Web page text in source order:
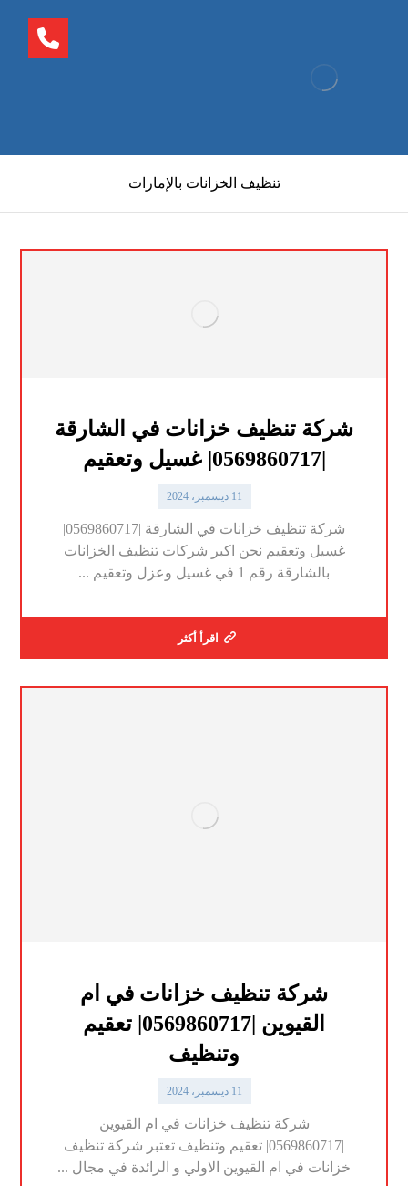
تنظيف الخزانات بالإمارات
شركة تنظيف خزانات في الشارقة
|0569860717| غسيل وتعقيم
11 ديسمبر، 2024
شركة تنظيف خزانات في الشارقة |0569860717|
غسيل وتعقيم نحن اكبر شركات تنظيف الخزانات
بالشارقة رقم 1 في غسيل وعزل وتعقيم ...
اقرأ أكثر
شركة تنظيف خزانات في ام
القيوين |0569860717| تعقيم
وتنظيف
11 ديسمبر، 2024
شركة تنظيف خزانات في ام القيوين
|0569860717| تعقيم وتنظيف تعتبر شركة تنظيف
خزانات في ام القيوين الاولي و الرائدة في مجال ...